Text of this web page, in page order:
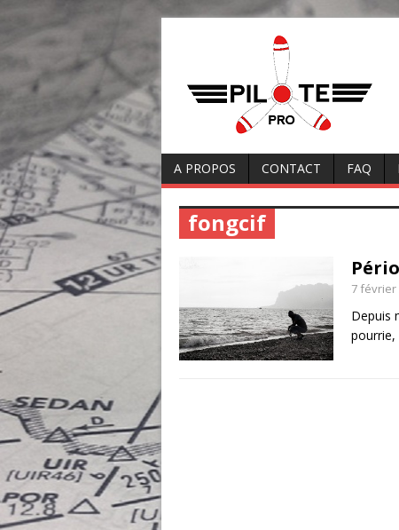
A PROPOS CONTACT FAQ
fongcif
7 février
Depuis
pourrie,